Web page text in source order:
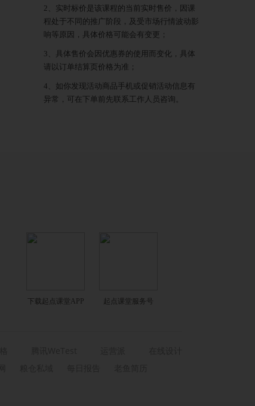
2、实时标价是该课程的当前实时售价，因课
程处于不同的推广阶段，及受市场行情波动影
响等原因，具体价格可能会有变更；
3、具体售价会因优惠券的使用而变化，具体
请以订单结算页价格为准；
4、如你发现活动商品手机或促销活动信息有
异常，可在下单前先联系工作人员咨询。
下载起点课堂APP 起点课堂服务号